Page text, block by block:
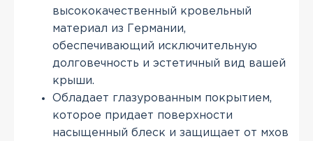
высококачественный кровельный
материал из Германии,
обеспечивающий исключительную
долговечность и эстетичный вид вашей
крыши.
Обладает глазурованным покрытием,
которое придает поверхности
насыщенный блеск и защищает от мхов